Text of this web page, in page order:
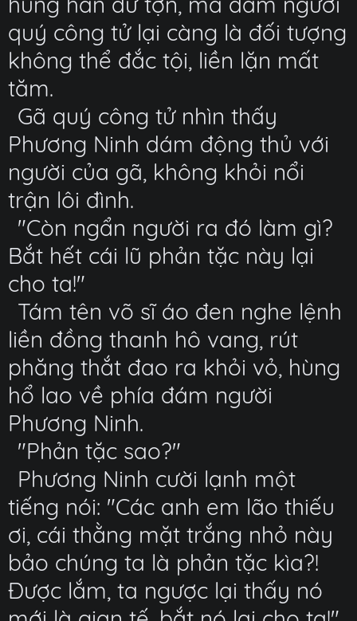
quý công tử lại càng là đối tượng
không thể đắc tội, liền lặn mất
tăm.
Gã quý công tử nhìn thấy
Phương Ninh dám động thủ với
người của gã, không khỏi nổi
trận lôi đình.
"Còn ngẩn người ra đó làm gì?
Bắt hết cái lũ phản tặc này lại
cho ta!"
Tám tên võ sĩ áo đen nghe lệnh
liền đồng thanh hô vang, rút
phăng thắt đao ra khỏi vỏ, hùng
hổ lao về phía đám người
Phương Ninh.
"Phản tặc sao?"
Phương Ninh cười lạnh một
tiếng nói: "Các anh em lão thiếu
ơi, cái thằng mặt trắng nhỏ này
bảo chúng ta là phản tặc kìa?!
Được lắm, ta ngược lại thấy nó